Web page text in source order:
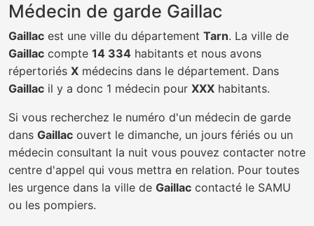
Médecin de garde Gaillac
Gaillac est une ville du département Tarn. La ville de
Gaillac compte 14 334 habitants et nous avons
répertoriés X médecins dans le département. Dans
Gaillac il y a donc 1 médecin pour XXX habitants.
Si vous recherchez le numéro d'un médecin de garde
dans Gaillac ouvert le dimanche, un jours fériés ou un
médecin consultant la nuit vous pouvez contacter notre
centre d'appel qui vous mettra en relation. Pour toutes
les urgence dans la ville de Gaillac contacté le SAMU
ou les pompiers.